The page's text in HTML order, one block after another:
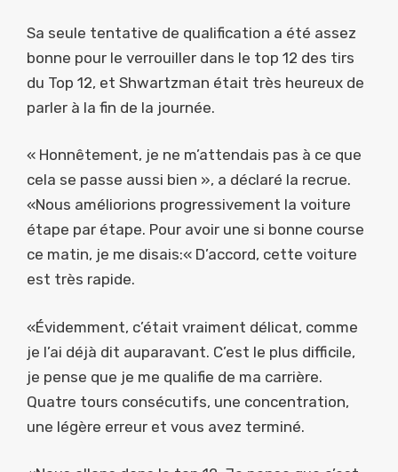
Sa seule tentative de qualification a été assez
bonne pour le verrouiller dans le top 12 des tirs
du Top 12, et Shwartzman était très heureux de
parler à la fin de la journée.
« Honnêtement, je ne m’attendais pas à ce que
cela se passe aussi bien », a déclaré la recrue.
«Nous améliorions progressivement la voiture
étape par étape. Pour avoir une si bonne course
ce matin, je me disais:« D’accord, cette voiture
est très rapide.
«Évidemment, c’était vraiment délicat, comme
je l’ai déjà dit auparavant. C’est le plus difficile,
je pense que je me qualifie de ma carrière.
Quatre tours consécutifs, une concentration,
une légère erreur et vous avez terminé.